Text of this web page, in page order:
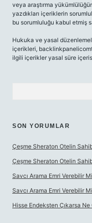
veya araştırma
yazdıkları içeriklerin
bu sorumluluğu kabul etmiş
Hukuka ve yasal
içerikleri,
ilgili içerikler yasal süre
SON YORUMLAR
Çeşme Sheraton Otelin
Çeşme Sheraton Otelin
Savcı Arama Emri Verebilir Mi
Savcı Arama Emri Verebilir Mi
Hisse Endeksten Çıkarsa Ne